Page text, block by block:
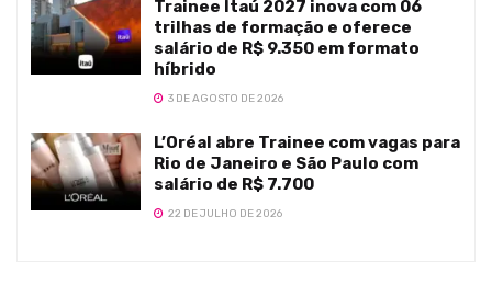
Trainee Itaú 2027 inova com 06
trilhas de formação e oferece
salário de R$ 9.350 em formato
híbrido
3 DE AGOSTO DE 2026
L’Oréal abre Trainee com vagas para
Rio de Janeiro e São Paulo com
salário de R$ 7.700
22 DE JULHO DE 2026